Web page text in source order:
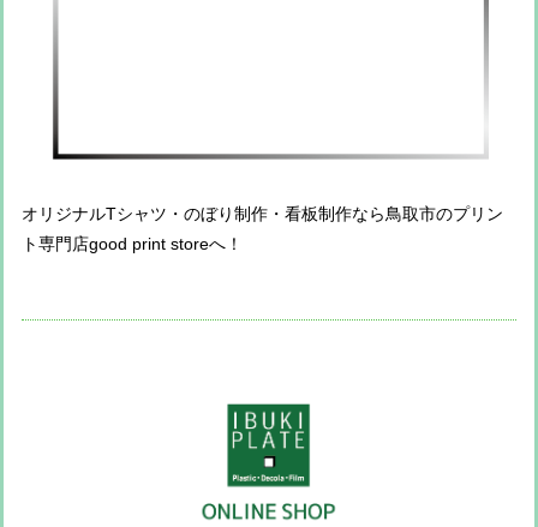
オリジナルTシャツ・のぼり制作・看板制作なら鳥取市のプリン
ト専門店good print storeへ！